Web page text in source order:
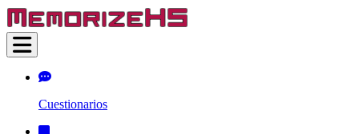
Cuestionarios